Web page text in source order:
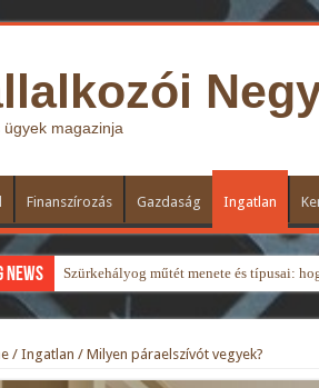
ügyek magazinja
Finanszírozás Gazdaság Ingatlan
News Szürkehályog műtét menete és típusai:
/ Ingatlan / Milyen páraelszívót vegyek?